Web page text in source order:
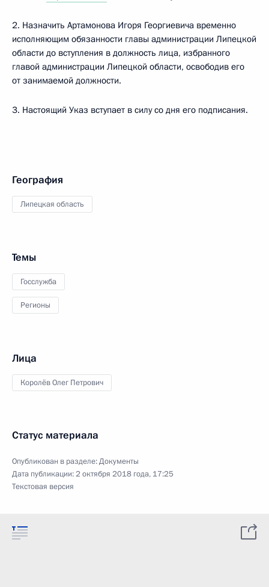
2. Назначить Артамонова Игоря Георгиевича временно
исполняющим обязанности главы администрации Липецкой
области до вступления в должность лица, избранного
главой администрации Липецкой области, освободив его
от занимаемой должности.
3. Настоящий Указ вступает в силу со дня его подписания.
География
Липецкая область
Темы
Госслужба
Регионы
Лица
Королёв Олег Петрович
Статус материала
Опубликован в разделе:Документы
Дата публикации:2 октября 2018 года, 17:25
Текстовая версия